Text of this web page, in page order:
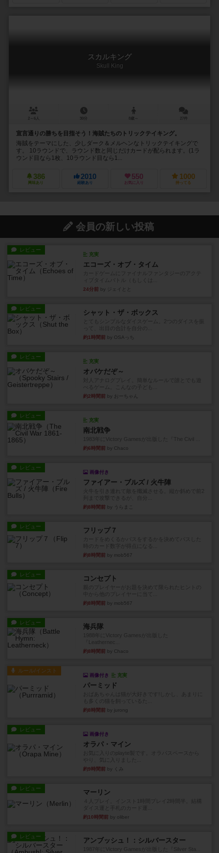
スカルキング
Skull King
2～6人 30分 8歳～ 27件
宣言通りの勝ちを目指そう！海賊たちのトリックテイキング。
海賊をテーマにした、少しダーク＆メルヘンなトリックテイキングで
す。 10ラウンドで、ラウンド数と同じだけカードが配られます。(1ラ
ウンド目なら1枚、10ラウンド目なら1...
386
興味あり
2010
経験あり
550
お気に入り
1000
持ってる
会員の新しい投稿
レビュー
充実
エコーズ・オブ・タイム
カードゲームにファイナルファンタジーのアクテ
ィブタイムバトル（もしくは...
24分前 by ジェイとと
レビュー シャット・ザ・ボックス
とてもシンプルなダイスゲーム。2つのダイスを振
って、出目の合計を自分の...
約1時間前 by OSAっち
レビュー
充実
オバケだぞ～
対人アナログプレイ。簡単なルールで誰とでも遊
約2時間前 by おーちゃん
レビュー
充実
南北戦争
1983年にVictory Gamesが出版した『The Civil ...
約6時間前 by Chaco
レビュー
画像付き
ファイアー・ブルズ / 火牛陣
火牛を引き連れて敵を殲滅させる。縦か斜めで前2
列まで攻撃できるが、自分...
約8時間前 by うらまこ
レビュー フリップ７
カードをめくるかパスをするかを決めてパスした
時のカード数字が得点になる...
約8時間前 by mob567
レビュー コンセプト
親のプレイヤーがお題を決めて限られたヒントの
中から他のプレイヤーに当て...
約8時間前 by mob567
レビュー 海兵隊
1988年にVictory Gamesが出版した
『Leathernec...
約8時間前 by Chaco
ルール/インスト
画像付き 充実
パーミッド
おばあちゃんは猫が大好きです!しかし、あまりに
も多くの猫を飼っているた...
約8時間前 by jurong
レビュー
画像付き
オラパ・マイン
お気に入りのplayte製です。オラパスペースから
やり、気に入りました...
約9時間前 by くみ
レビュー マーリン
４人プレイ。インスト1時間プレイ2時間半。結構
ダイス運と手札のカード運...
約10時間前 by oliber
レビュー アンブッシュ！：シルバースター
1987年にVictory Gamesが出版した『Silver Sta...